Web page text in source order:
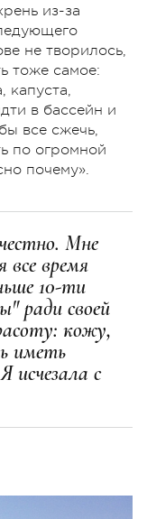
из-за
не творилось,
тоже самое:
капуста,
в бассейн и
все сжечь,
по огромной
почему».
Мне
время
10-ти
ради своей
кожу,
иметь
с